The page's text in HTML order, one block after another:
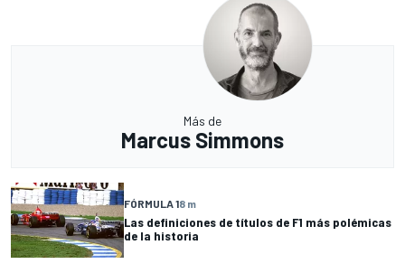
Más de
Marcus Simmons
FÓRMULA 18 m
Las definiciones de títulos de F1 más polémicas
de la historia